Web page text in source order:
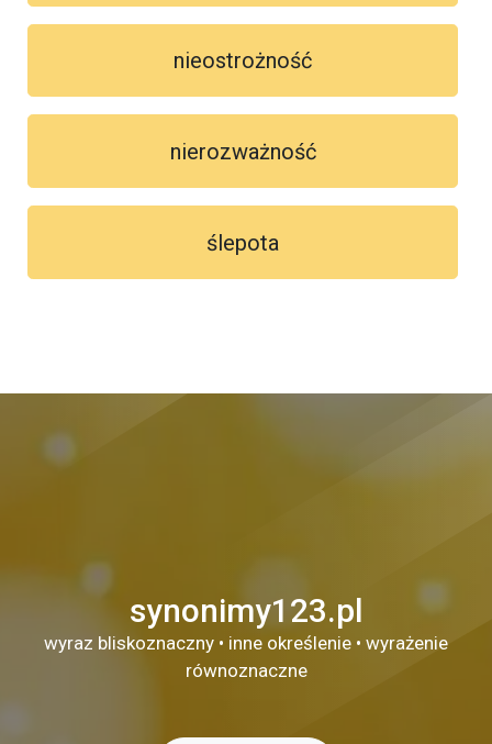
nieostrożność
nierozważność
ślepota
synonimy123.pl
wyraz bliskoznaczny • inne określenie • wyrażenie
równoznaczne